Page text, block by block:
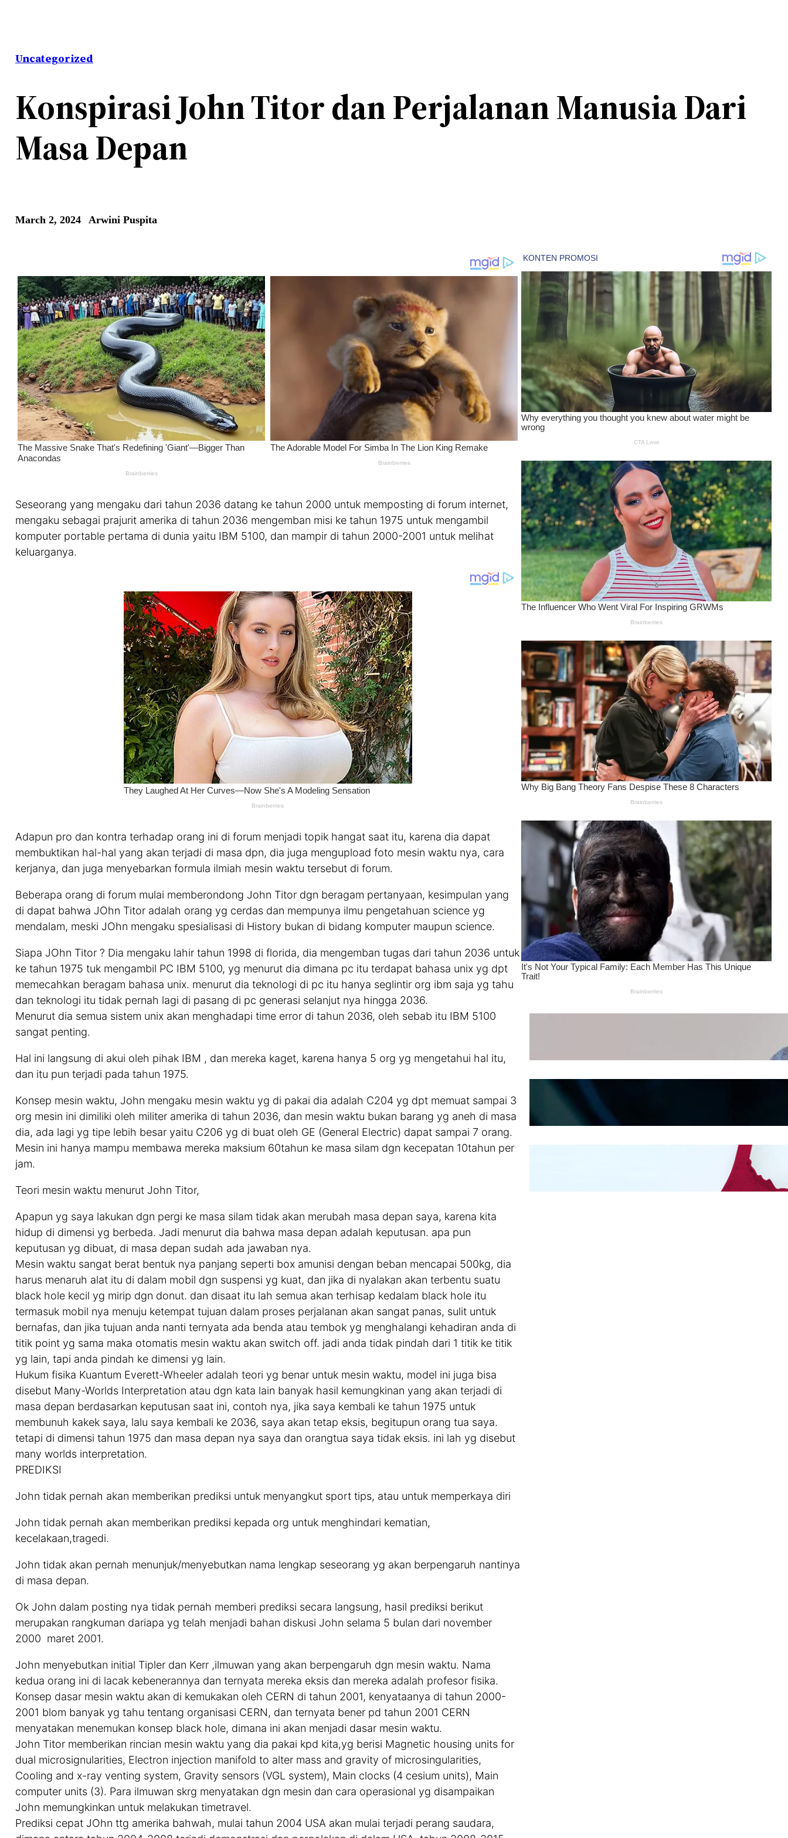
Uncategorized
Konspirasi John Titor dan Perjalanan Manusia Dari
Masa Depan
March 2, 2024 Arwini Puspita
Seseorang yang mengaku dari tahun 2036 datang ke tahun 2000 untuk memposting di forum internet,
mengaku sebagai prajurit amerika di tahun 2036 mengemban misi ke tahun 1975 untuk mengambil
komputer portable pertama di dunia yaitu IBM 5100, dan mampir di tahun 2000-2001 untuk melihat
keluarganya.
Adapun pro dan kontra terhadap orang ini di forum menjadi topik hangat saat itu, karena dia dapat
membuktikan hal-hal yang akan terjadi di masa dpn, dia juga mengupload foto mesin waktu nya, cara
kerjanya, dan juga menyebarkan formula ilmiah mesin waktu tersebut di forum.
Beberapa orang di forum mulai memberondong John Titor dgn beragam pertanyaan, kesimpulan yang
di dapat bahwa JOhn Titor adalah orang yg cerdas dan mempunya ilmu pengetahuan science yg
mendalam, meski JOhn mengaku spesialisasi di History bukan di bidang komputer maupun science.
Siapa JOhn Titor ? Dia mengaku lahir tahun 1998 di florida, dia mengemban tugas dari tahun 2036 untuk
ke tahun 1975 tuk mengambil PC IBM 5100, yg menurut dia dimana pc itu terdapat bahasa unix yg dpt
memecahkan beragam bahasa unix. menurut dia teknologi di pc itu hanya seglintir org ibm saja yg tahu
dan teknologi itu tidak pernah lagi di pasang di pc generasi selanjut nya hingga 2036.
Menurut dia semua sistem unix akan menghadapi time error di tahun 2036, oleh sebab itu IBM 5100
sangat penting.
Hal ini langsung di akui oleh pihak IBM , dan mereka kaget, karena hanya 5 org yg mengetahui hal itu,
dan itu pun terjadi pada tahun 1975.
Konsep mesin waktu, John mengaku mesin waktu yg di pakai dia adalah C204 yg dpt memuat sampai 3
org mesin ini dimiliki oleh militer amerika di tahun 2036, dan mesin waktu bukan barang yg aneh di masa
dia, ada lagi yg tipe lebih besar yaitu C206 yg di buat oleh GE (General Electric) dapat sampai 7 orang.
Mesin ini hanya mampu membawa mereka maksium 60tahun ke masa silam dgn kecepatan 10tahun per
jam.
Teori mesin waktu menurut John Titor,
Apapun yg saya lakukan dgn pergi ke masa silam tidak akan merubah masa depan saya, karena kita
hidup di dimensi yg berbeda. Jadi menurut dia bahwa masa depan adalah keputusan. apa pun
keputusan yg dibuat, di masa depan sudah ada jawaban nya.
Mesin waktu sangat berat bentuk nya panjang seperti box amunisi dengan beban mencapai 500kg, dia
harus menaruh alat itu di dalam mobil dgn suspensi yg kuat, dan jika di nyalakan akan terbentu suatu
black hole kecil yg mirip dgn donut. dan disaat itu lah semua akan terhisap kedalam black hole itu
termasuk mobil nya menuju ketempat tujuan dalam proses perjalanan akan sangat panas, sulit untuk
bernafas, dan jika tujuan anda nanti ternyata ada benda atau tembok yg menghalangi kehadiran anda di
titik point yg sama maka otomatis mesin waktu akan switch off. jadi anda tidak pindah dari 1 titik ke titik
yg lain, tapi anda pindah ke dimensi yg lain.
Hukum fisika Kuantum Everett-Wheeler adalah teori yg benar untuk mesin waktu, model ini juga bisa
disebut Many-Worlds Interpretation atau dgn kata lain banyak hasil kemungkinan yang akan terjadi di
masa depan berdasarkan keputusan saat ini, contoh nya, jika saya kembali ke tahun 1975 untuk
membunuh kakek saya, lalu saya kembali ke 2036, saya akan tetap eksis, begitupun orang tua saya.
tetapi di dimensi tahun 1975 dan masa depan nya saya dan orangtua saya tidak eksis. ini lah yg disebut
many worlds interpretation.
PREDIKSI
John tidak pernah akan memberikan prediksi untuk menyangkut sport tips, atau untuk memperkaya diri
John tidak pernah akan memberikan prediksi kepada org untuk menghindari kematian,
kecelakaan,tragedi.
John tidak akan pernah menunjuk/menyebutkan nama lengkap seseorang yg akan berpengaruh nantinya
di masa depan.
Ok John dalam posting nya tidak pernah memberi prediksi secara langsung, hasil prediksi berikut
merupakan rangkuman dariapa yg telah menjadi bahan diskusi John selama 5 bulan dari november
2000  maret 2001.
John menyebutkan initial Tipler dan Kerr ,ilmuwan yang akan berpengaruh dgn mesin waktu. Nama
kedua orang ini di lacak kebenerannya dan ternyata mereka eksis dan mereka adalah profesor fisika.
Konsep dasar mesin waktu akan di kemukakan oleh CERN di tahun 2001, kenyataanya di tahun 2000-
2001 blom banyak yg tahu tentang organisasi CERN, dan ternyata bener pd tahun 2001 CERN
menyatakan menemukan konsep black hole, dimana ini akan menjadi dasar mesin waktu.
John Titor memberikan rincian mesin waktu yang dia pakai kpd kita,yg berisi Magnetic housing units for
dual microsignularities, Electron injection manifold to alter mass and gravity of microsingularities,
Cooling and x-ray venting system, Gravity sensors (VGL system), Main clocks (4 cesium units), Main
computer units (3). Para ilmuwan skrg menyatakan dgn mesin dan cara operasional yg disampaikan
John memungkinkan untuk melakukan timetravel.
Prediksi cepat JOhn ttg amerika bahwah, mulai tahun 2004 USA akan mulai terjadi perang saudara,
Wanita Pamer Pakaian
Kepribadian
Mengintip Kepribadian
Wanita Dari Warna Bra